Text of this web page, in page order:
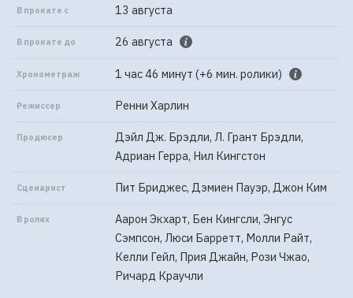
В прокате с 13 августа
В прокате до 26 августа
Хронометраж 1 час 46 минут (+6 мин. ролики)
Режиссер Ренни Харлин
Продюсер
Дэйл Дж. Брэдли, Л. Грант Брэдли,
Адриан Герра, Нил Кингстон
Сценарист Пит Бриджес, Дэмиен Пауэр, Джон Ким
В ролях
Аарон Экхарт, Бен Кингсли, Энгус
Сэмпсон, Люси Барретт, Молли Райт,
Келли Гейл, Прия Джайн, Рози Чжао,
Ричард Краучли